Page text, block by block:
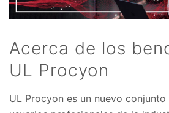
Acerca de los
UL Procyon
UL Procyon es un nuevo